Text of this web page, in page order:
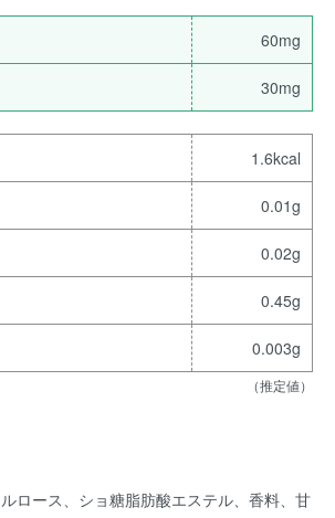
60mg
30mg
1.6kcal
0.01g
0.02g
0.45g
0.003g
（推定値）
ロース、ショ糖脂肪酸エステル、香料、甘